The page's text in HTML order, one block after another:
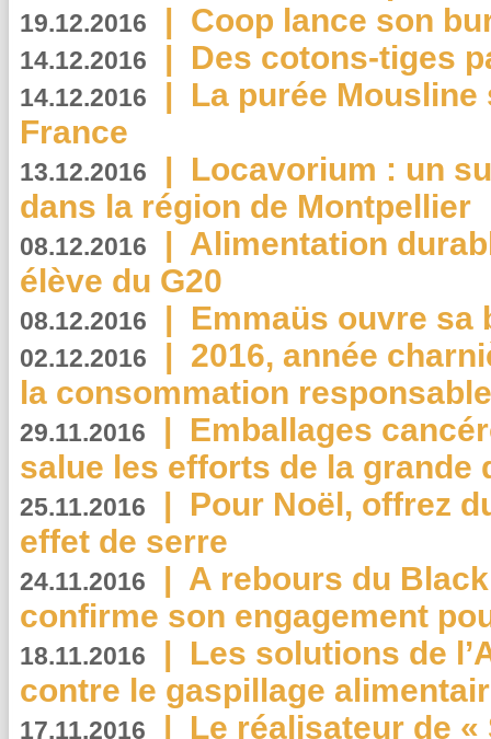
19.12.2016 | Coop lance son
14.12.2016 | Des cotons-tiges
14.12.2016 | La purée
France
13.12.2016 | Locavorium : un
dans la région de Montpellier
08.12.2016 | Alimentation
élève du G20
08.12.2016 | Emmaüs ouvre sa
02.12.2016 | 2016, année
la consommation
29.11.2016 | Emballages
salue les efforts de la grande
25.11.2016 | Pour Noël, offrez
effet de serre
24.11.2016 | A rebours du
confirme son engagement
18.11.2016 | Les solutions de
contre le gaspillage
17.11.2016 | Le réalisateur de «